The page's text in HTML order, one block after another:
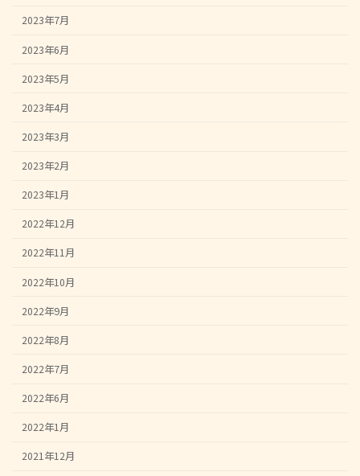
2023年7月
2023年6月
2023年5月
2023年4月
2023年3月
2023年2月
2023年1月
2022年12月
2022年11月
2022年10月
2022年9月
2022年8月
2022年7月
2022年6月
2022年1月
2021年12月